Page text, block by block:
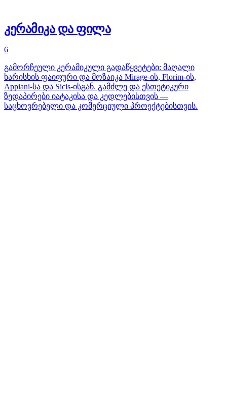
კერამიკა და ფილა
6
გამორჩეული კერამიკული გადაწყვეტები: მაღალი
ხარისხის ფაიფური და მოზაიკა Mirage-ის, Florim-ის,
Appiani-სა და Sicis-ისგან. გამძლე და ესთეტიკური
ზედაპირები იატაკისა და კედლებისთვის —
საცხოვრებელი და კომერციული პროექტებისთვის.